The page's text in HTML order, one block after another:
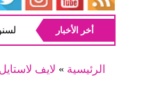
أبرز المشاكل شيوعاً في السنوات
أخر الأخبار
الرئيسية » لايف لاستايل